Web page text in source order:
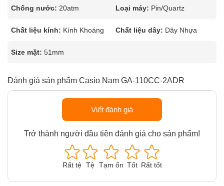
Chống nước: 20atm Loại máy: Pin/Quartz
Chất liệu kính: Kính Khoáng Chất liệu dây: Dây Nhựa
Size mặt: 51mm
Đánh giá sản phẩm Casio Nam GA-110CC-2ADR
Viết đánh giá
Trở thành người đầu tiên đánh giá cho sản phẩm!
Rất tệ Tệ Tạm ổn Tốt Rất tốt